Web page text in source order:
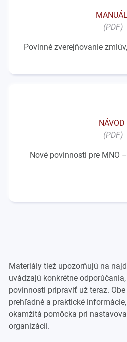
Povinné zverejňovanie
NÁVOD
Nové povinnosti pre MNO
Materiály tiež upozorňujú na
uvádzajú konkrétne
povinnosti pripraviť už teraz.
prehľadné a praktické
okamžitá pomôcka pri
organizácii.